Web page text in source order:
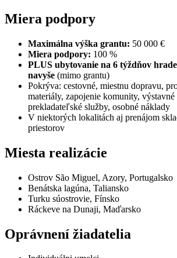
Miera podpory
Maximálna výška grantu: 50 000 €
Miera podpory: 100 %
PLUS ubytovanie na 6 týždňov
navyše (mimo grantu)
Pokrýva: cestovné, miestnu dopravu,
materiály, zapojenie komunity, výstavné
prekladateľské služby, osobné náklady
V niektorých lokalitách aj prenájom
priestorov
Miesta realizácie
Ostrov São Miguel, Azory, Portugalsko
Benátska lagúna, Taliansko
Turku súostrovie, Fínsko
Ráckeve na Dunaji, Maďarsko
Oprávnení žiadatelia